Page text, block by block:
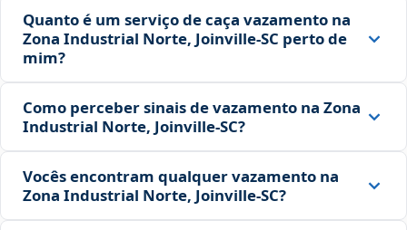
Quanto é um serviço de caça vazamento na
Zona Industrial Norte, Joinville‑SC perto de
mim?
Como perceber sinais de vazamento na Zona
Industrial Norte, Joinville‑SC?
Vocês encontram qualquer vazamento na
Zona Industrial Norte, Joinville‑SC?